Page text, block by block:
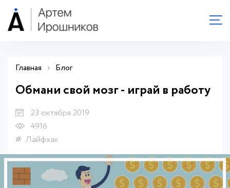
Главная › Блог
Обмани свой мозг - играй в работу
23 октября 2019
4916
Лайфхак